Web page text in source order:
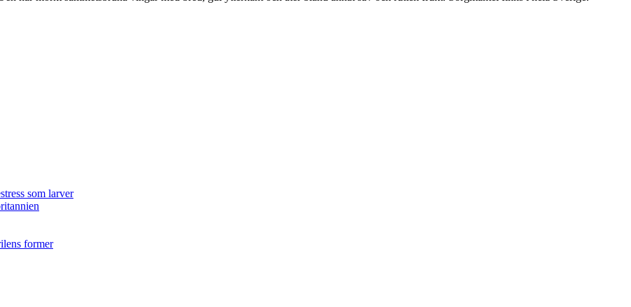
som larver
former